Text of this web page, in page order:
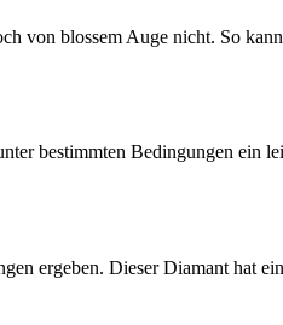
von blossem Auge nicht. So
bestimmten Bedingungen ein
ergeben. Dieser Diamant hat